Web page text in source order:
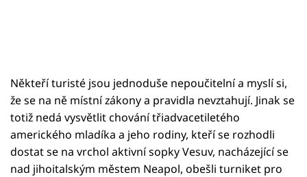
Někteří turisté jsou jednoduše nepoučitelní a myslí si,
že se na ně místní zákony a pravidla nevztahují. Jinak se
totiž nedá vysvětlit chování třiadvacetiletého
amerického mladíka a jeho rodiny, kteří se rozhodli
dostat se na vrchol aktivní sopky Vesuv, nacházející se
nad jihoitalským městem Neapol, obešli turniket pro